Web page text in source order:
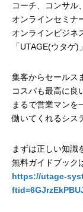
コーチ、コンサル
オンラインセミナ
オンラインビジネ
「UTAGE(ウタゲ)
集客からセールス
コスパも最高に良
まるで営業マンを
働いてくれるシス
まずは正しい知識
無料ガイドブック
https://utage-